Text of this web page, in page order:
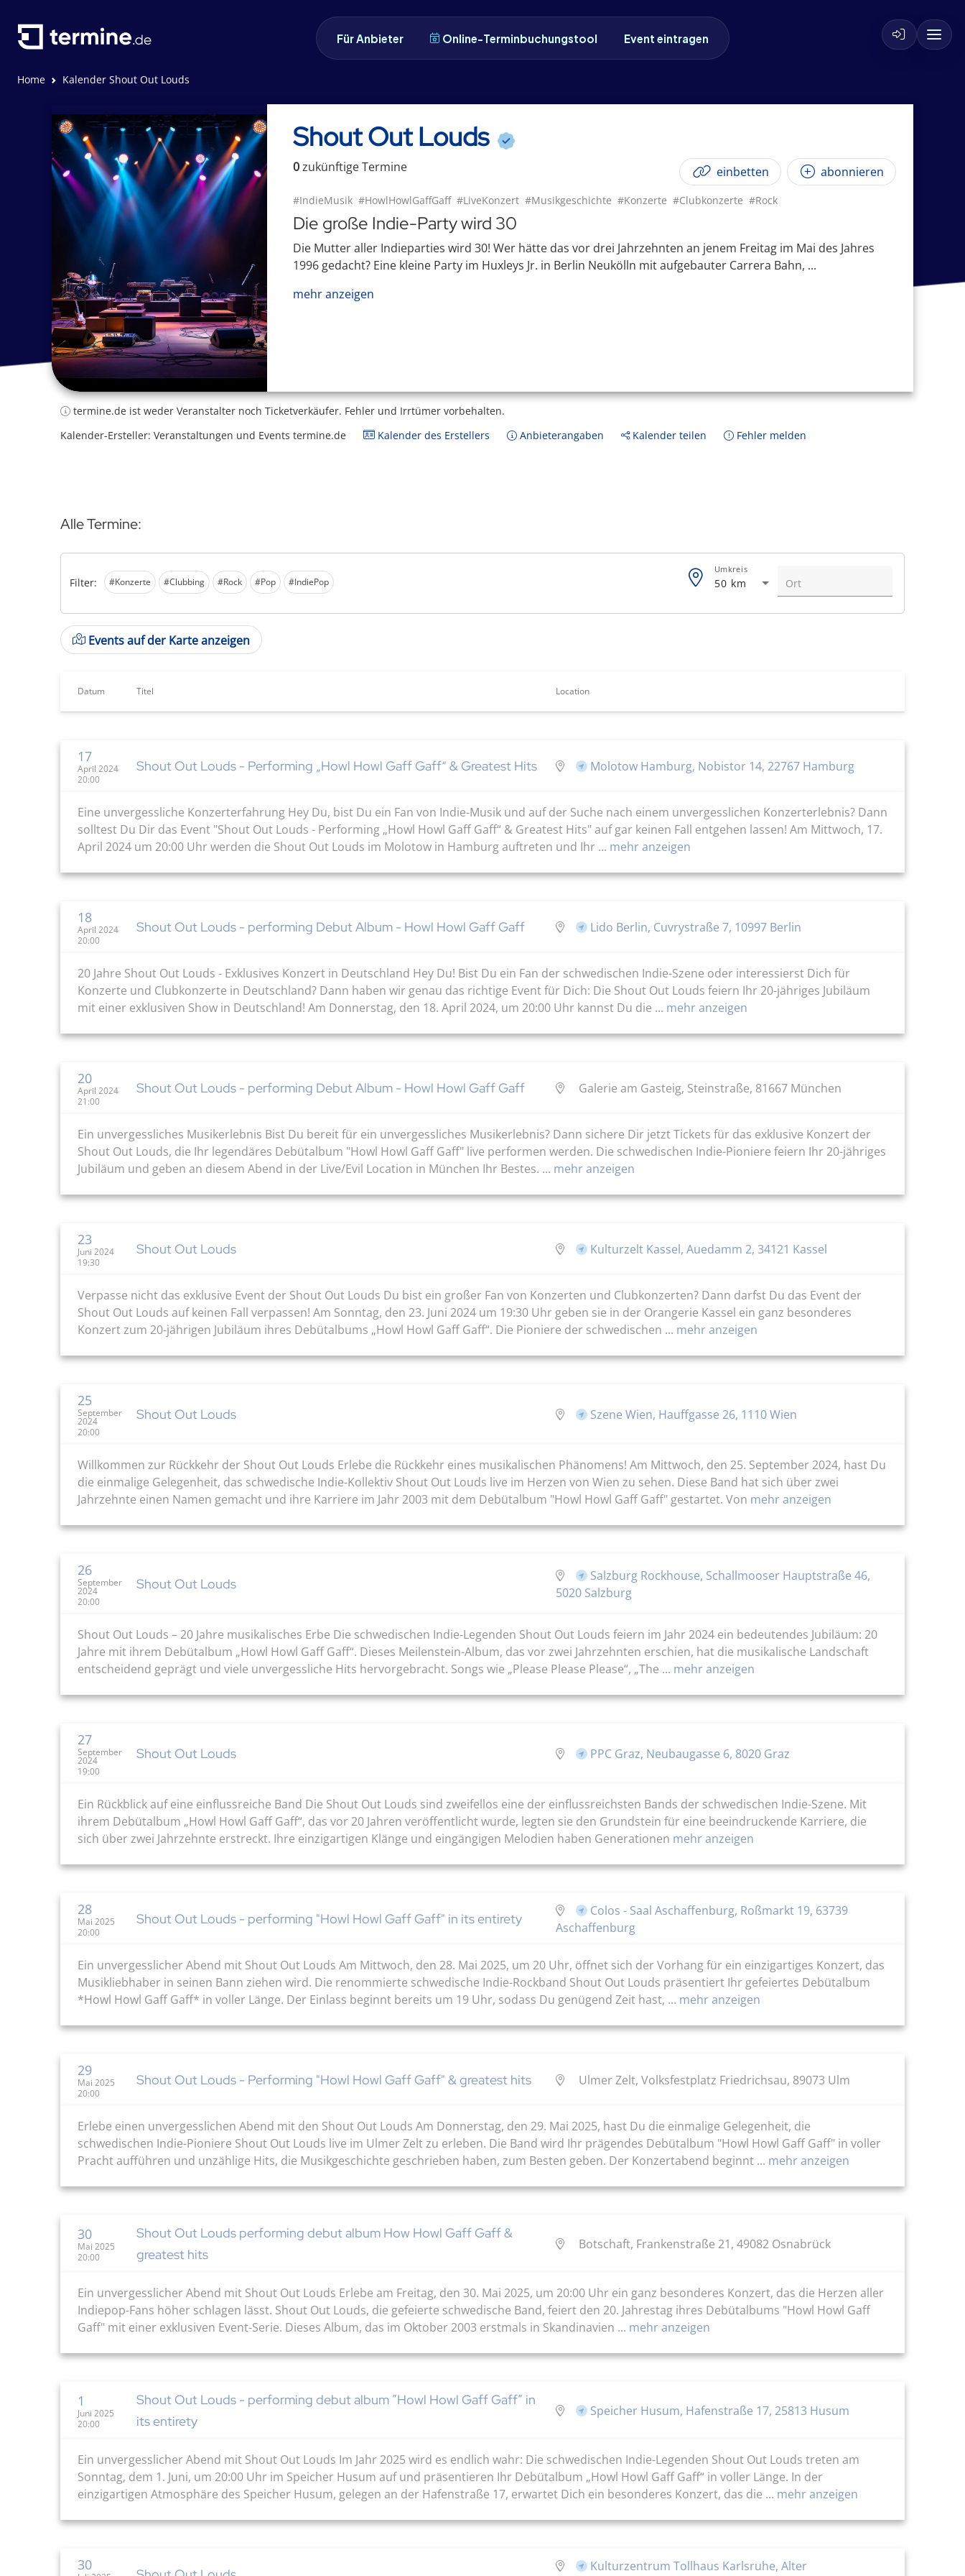
Für Anbieter Online-Terminbuchungstool Event eintragen
Home Kalender Shout Out Louds
Shout Out Louds
0zukünftigeTermine einbetten abonnieren
#IndieMusik #HowlHowlGaffGaff #LiveKonzert #Musikgeschichte #Konzerte #Clubkonzerte #Rock
Die große Indie-Party wird 30
Die Mutter aller Indieparties wird 30! Wer hätte das vor drei Jahrzehnten an jenem Freitag im Mai des Jahres
1996 gedacht? Eine kleine Party im Huxleys Jr. in Berlin Neukölln mit aufgebauter Carrera Bahn, ...
mehr anzeigen
termine.de ist weder Veranstalter noch Ticketverkäufer. Fehler und Irrtümer vorbehalten.
Kalender-Ersteller: Veranstaltungen und Events termine.de
Kalender des Erstellers Anbieterangaben Kalender teilen Fehler melden
Alle Termine:
Filter: #Konzerte #Clubbing #Rock #Pop #IndiePop 50 km
Umkreis
Events auf der Karte anzeigen
Datum Titel Location
17
April 2024
20:00
Shout Out Louds - Performing „Howl Howl Gaff Gaff“ & Greatest Hits Molotow Hamburg, Nobistor 14, 22767 Hamburg
Eine unvergessliche Konzerterfahrung Hey Du, bist Du ein Fan von Indie-Musik und auf der Suche nach einem unvergesslichen Konzerterlebnis? Dann
solltest Du Dir das Event "Shout Out Louds - Performing „Howl Howl Gaff Gaff“ & Greatest Hits" auf gar keinen Fall entgehen lassen! Am Mittwoch, 17.
April 2024 um 20:00 Uhr werden die Shout Out Louds im Molotow in Hamburg auftreten und Ihr ... mehr anzeigen
18
April 2024
20:00
Shout Out Louds - performing Debut Album - Howl Howl Gaff Gaff Lido Berlin, Cuvrystraße 7, 10997 Berlin
20 Jahre Shout Out Louds - Exklusives Konzert in Deutschland Hey Du! Bist Du ein Fan der schwedischen Indie-Szene oder interessierst Dich für
Konzerte und Clubkonzerte in Deutschland? Dann haben wir genau das richtige Event für Dich: Die Shout Out Louds feiern Ihr 20-jähriges Jubiläum
mit einer exklusiven Show in Deutschland! Am Donnerstag, den 18. April 2024, um 20:00 Uhr kannst Du die ... mehr anzeigen
20
April 2024
21:00
Shout Out Louds - performing Debut Album - Howl Howl Gaff Gaff Galerie am Gasteig, Steinstraße, 81667 München
Ein unvergessliches Musikerlebnis Bist Du bereit für ein unvergessliches Musikerlebnis? Dann sichere Dir jetzt Tickets für das exklusive Konzert der
Shout Out Louds, die Ihr legendäres Debütalbum "Howl Howl Gaff Gaff" live performen werden. Die schwedischen Indie-Pioniere feiern Ihr 20-jähriges
Jubiläum und geben an diesem Abend in der Live/Evil Location in München Ihr Bestes. ... mehr anzeigen
23
Juni 2024
19:30
Shout Out Louds Kulturzelt Kassel, Auedamm 2, 34121 Kassel
Verpasse nicht das exklusive Event der Shout Out Louds Du bist ein großer Fan von Konzerten und Clubkonzerten? Dann darfst Du das Event der
Shout Out Louds auf keinen Fall verpassen! Am Sonntag, den 23. Juni 2024 um 19:30 Uhr geben sie in der Orangerie Kassel ein ganz besonderes
Konzert zum 20-jährigen Jubiläum ihres Debütalbums „Howl Howl Gaff Gaff“. Die Pioniere der schwedischen ... mehr anzeigen
25
September
2024
20:00
Shout Out Louds Szene Wien, Hauffgasse 26, 1110 Wien
Willkommen zur Rückkehr der Shout Out Louds Erlebe die Rückkehr eines musikalischen Phänomens! Am Mittwoch, den 25. September 2024, hast Du
die einmalige Gelegenheit, das schwedische Indie-Kollektiv Shout Out Louds live im Herzen von Wien zu sehen. Diese Band hat sich über zwei
Jahrzehnte einen Namen gemacht und ihre Karriere im Jahr 2003 mit dem Debütalbum "Howl Howl Gaff Gaff" gestartet. Von mehr anzeigen
26
September
2024
20:00
Shout Out Louds
Salzburg Rockhouse, Schallmooser Hauptstraße 46,
5020 Salzburg
Shout Out Louds – 20 Jahre musikalisches Erbe Die schwedischen Indie-Legenden Shout Out Louds feiern im Jahr 2024 ein bedeutendes Jubiläum: 20
Jahre mit ihrem Debütalbum „Howl Howl Gaff Gaff“. Dieses Meilenstein-Album, das vor zwei Jahrzehnten erschien, hat die musikalische Landschaft
entscheidend geprägt und viele unvergessliche Hits hervorgebracht. Songs wie „Please Please Please“, „The ... mehr anzeigen
27
September
2024
19:00
Shout Out Louds PPC Graz, Neubaugasse 6, 8020 Graz
Ein Rückblick auf eine einflussreiche Band Die Shout Out Louds sind zweifellos eine der einflussreichsten Bands der schwedischen Indie-Szene. Mit
ihrem Debütalbum „Howl Howl Gaff Gaff“, das vor 20 Jahren veröffentlicht wurde, legten sie den Grundstein für eine beeindruckende Karriere, die
sich über zwei Jahrzehnte erstreckt. Ihre einzigartigen Klänge und eingängigen Melodien haben Generationen mehr anzeigen
28
Mai 2025
20:00
Shout Out Louds - performing "Howl Howl Gaff Gaff" in its entirety
Colos - Saal Aschaffenburg, Roßmarkt 19, 63739
Aschaffenburg
Ein unvergesslicher Abend mit Shout Out Louds Am Mittwoch, den 28. Mai 2025, um 20 Uhr, öffnet sich der Vorhang für ein einzigartiges Konzert, das
Musikliebhaber in seinen Bann ziehen wird. Die renommierte schwedische Indie-Rockband Shout Out Louds präsentiert Ihr gefeiertes Debütalbum
*Howl Howl Gaff Gaff* in voller Länge. Der Einlass beginnt bereits um 19 Uhr, sodass Du genügend Zeit hast, ... mehr anzeigen
29
Mai 2025
20:00
Shout Out Louds - Performing "Howl Howl Gaff Gaff" & greatest hits Ulmer Zelt, Volksfestplatz Friedrichsau, 89073 Ulm
Erlebe einen unvergesslichen Abend mit den Shout Out Louds Am Donnerstag, den 29. Mai 2025, hast Du die einmalige Gelegenheit, die
schwedischen Indie-Pioniere Shout Out Louds live im Ulmer Zelt zu erleben. Die Band wird Ihr prägendes Debütalbum "Howl Howl Gaff Gaff" in voller
Pracht aufführen und unzählige Hits, die Musikgeschichte geschrieben haben, zum Besten geben. Der Konzertabend beginnt ... mehr anzeigen
30
Mai 2025
20:00
Shout Out Louds performing debut album How Howl Gaff Gaff &
greatest hits
Botschaft, Frankenstraße 21, 49082 Osnabrück
Ein unvergesslicher Abend mit Shout Out Louds Erlebe am Freitag, den 30. Mai 2025, um 20:00 Uhr ein ganz besonderes Konzert, das die Herzen aller
Indiepop-Fans höher schlagen lässt. Shout Out Louds, die gefeierte schwedische Band, feiert den 20. Jahrestag ihres Debütalbums "Howl Howl Gaff
Gaff" mit einer exklusiven Event-Serie. Dieses Album, das im Oktober 2003 erstmals in Skandinavien ... mehr anzeigen
1
Juni 2025
20:00
Shout Out Louds - performing debut album ”Howl Howl Gaff Gaff” in
its entirety
Speicher Husum, Hafenstraße 17, 25813 Husum
Ein unvergesslicher Abend mit Shout Out Louds Im Jahr 2025 wird es endlich wahr: Die schwedischen Indie-Legenden Shout Out Louds treten am
Sonntag, dem 1. Juni, um 20:00 Uhr im Speicher Husum auf und präsentieren Ihr Debütalbum „Howl Howl Gaff Gaff“ in voller Länge. In der
einzigartigen Atmosphäre des Speicher Husum, gelegen an der Hafenstraße 17, erwartet Dich ein besonderes Konzert, das die ... mehr anzeigen
30
Kulturzentrum Tollhaus Karlsruhe, Alter